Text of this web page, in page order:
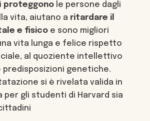
proteggono le persone dagli
vita, aiutano a ritardare il
e fisico e sono migliori
vita lunga e felice rispetto
al quoziente intellettivo
predisposizioni genetiche.
si è rivelata valida in
per gli studenti di Harvard sia